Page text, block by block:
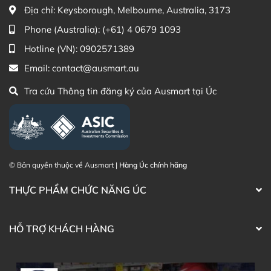
Địa chỉ: Keysborough, Melbourne, Australia, 3173
Phone (Australia): (+61) 4 0679 1093
Hotline (VN): 0902571389
Email: contact@ausmart.au
Tra cứu Thông tin đăng ký của Ausmart tại Úc
© Bản quyền thuộc về Ausmart | Hàng Úc chính hãng
THỰC PHẨM CHỨC NĂNG ÚC
HỖ TRỢ KHÁCH HÀNG